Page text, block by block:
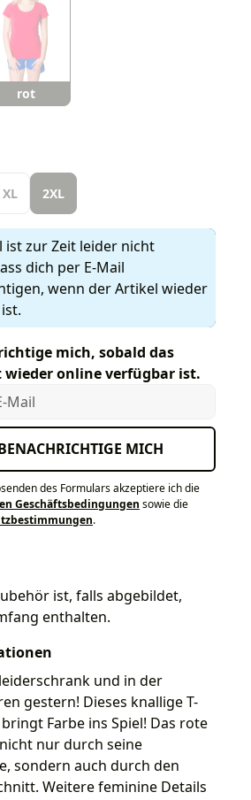
rot
XL 2XL
ist zur Zeit leider nicht
dich per E-Mail
wenn der Artikel wieder
mich, sobald das
wieder online verfügbar ist.
MICH
des Formulars akzeptiere ich die
Geschäftsbedingungen sowie die
.
ist, falls abgebildet,
enthalten.
und in der
gestern! Dieses knallige T-
Farbe ins Spiel! Das rote
nur durch seine
sondern auch durch den
Weitere feminine Details